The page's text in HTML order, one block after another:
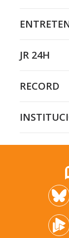
JR 24H
RECORD